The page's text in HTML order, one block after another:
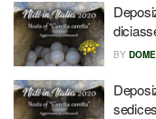
BY